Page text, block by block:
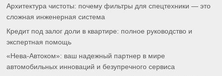
Архитектура чистоты: почему фильтры для спецтехники — это
сложная инженерная система
Кредит под залог доли в квартире: полное руководство и
экспертная помощь
«Нева-Автоком»: ваш надежный партнер в мире
автомобильных инноваций и безупречного сервиса